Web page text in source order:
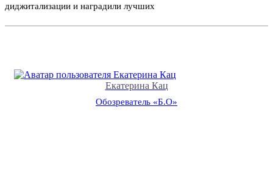
диджитализации и наградили лучших
Екатерина Кац
Обозреватель «Б.О»